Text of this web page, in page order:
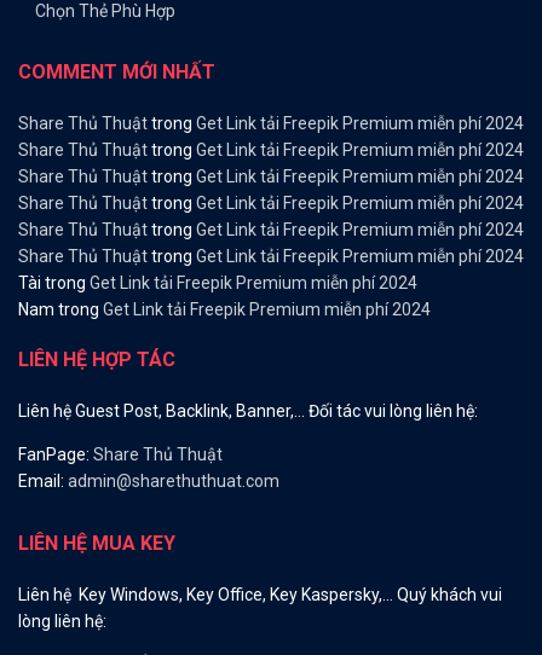
Chọn Thẻ Phù Hợp
COMMENT MỚI NHẤT
Share Thủ Thuậttrong Get Link tải Freepik Premium miễn phí 2024
Share Thủ Thuậttrong Get Link tải Freepik Premium miễn phí 2024
Share Thủ Thuậttrong Get Link tải Freepik Premium miễn phí 2024
Share Thủ Thuậttrong Get Link tải Freepik Premium miễn phí 2024
Share Thủ Thuậttrong Get Link tải Freepik Premium miễn phí 2024
Share Thủ Thuậttrong Get Link tải Freepik Premium miễn phí 2024
Tài trong Get Link tải Freepik Premium miễn phí 2024
Nam trong Get Link tải Freepik Premium miễn phí 2024
LIÊN HỆ HỢP TÁC
Liên hệ Guest Post, Backlink, Banner,… Đối tác vui lòng liên hệ:
FanPage: Share Thủ Thuật
Email: admin@sharethuthuat.com
LIÊN HỆ MUA KEY
Liên hệ Key Windows, Key Office, Key Kaspersky,… Quý khách vui
lòng liên hệ: